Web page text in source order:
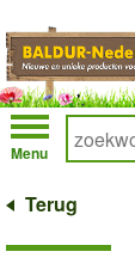
Menu
Terug